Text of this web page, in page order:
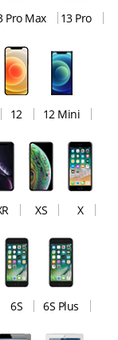
Pro Max 13 Pro
12 12 Mini
XS X
6S 6S Plus